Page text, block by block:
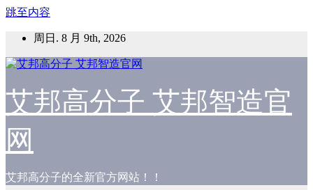
跳至内容
周日. 8 月 9th, 2026
艾邦高分子 艾邦智造官
网
艾邦高分子的全新官方网站！！